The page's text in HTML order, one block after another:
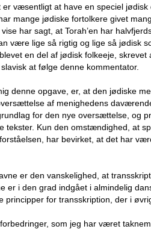
væsentligt at have en speciel
mange jødiske fortolkere givet
har sagt, at Torah’en har
være lige så rigtig og lige så jødisk
en del af jødisk folkeeje, skrevet
at følge denne kommentator.
denne opgave, er, at den jødiske
af menighedens
for den nye oversættelse, og
tekster. Kun den omstændighed, at
har bevirket, at det har
er den vanskelighed, at
er i den grad indgået i almindelig
for transskription, der i
som jeg har været